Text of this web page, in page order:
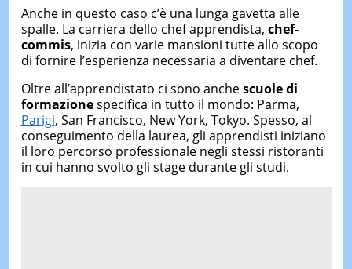
Anche in questo caso c’è una lunga gavetta alle
spalle. La carriera dello chef apprendista, chef-
commis, inizia con varie mansioni tutte allo scopo
di fornire l’esperienza necessaria a diventare chef.
Oltre all’apprendistato ci sono anchescuole di
formazionespecifica in tutto il mondo: Parma,
Parigi, San Francisco, New York, Tokyo. Spesso, al
conseguimento della laurea, gli apprendisti iniziano
il loro percorso professionale negli stessi ristoranti
in cui hanno svolto gli stage durante gli studi.